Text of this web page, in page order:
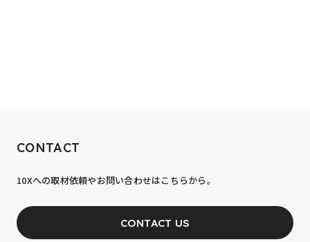
あなたの力が、必要です。
JOIN OUR TEAM
CONTACT
10Xへの取材依頼やお問い合わせはこちらから。
CONTACT US